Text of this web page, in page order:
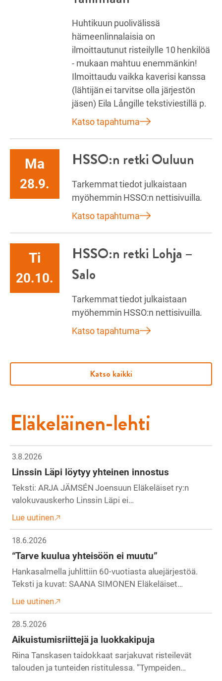
Huhtikuun puolivälissä
hämeenlinnalaisia on
ilmoittautunut risteilylle 10 henkilöä
- mukaan mahtuu enemmänkin!
Ilmoittaudu vaikka kaverisi kanssa
(lähtijän ei tarvitse olla järjestön
jäsen) Eila Långille tekstiviestillä p.
Katso tapahtuma
Ma
28.9.
HSSO:n retki Ouluun
Tarkemmat tiedot julkaistaan
myöhemmin HSSO:n nettisivuilla.
Katso tapahtuma
Ti
20.10.
HSSO:n retki Lohja –
Salo
Tarkemmat tiedot julkaistaan
myöhemmin HSSO:n nettisivuilla.
Katso tapahtuma
Katso kaikki
Eläkeläinen-lehti
3.8.2026
Linssin Läpi löytyy yhteinen innostus
Teksti: ARJA JÄMSÉN Joensuun Eläkeläiset ry:n
valokuvauskerho Linssin Läpi ei…
Lue uutinen
18.6.2026
“Tarve kuulua yhteisöön ei muutu”
Hankasalmella juhlittiin 60-vuotiasta aluejärjestöä.
Teksti ja kuvat: SAANA SIMONEN Eläkeläiset…
Lue uutinen
28.5.2026
Aikuistumisriittejä ja luokkakipuja
Riina Tanskasen taidokkaat sarjakuvat risteilevät
talouden ja tunteiden ristitulessa. ”Tympeiden…